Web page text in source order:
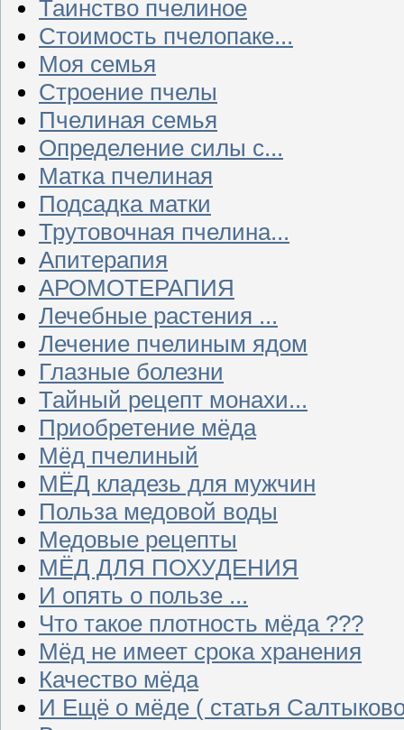
Таинство пчелиное
Стоимость пчелопаке...
Моя семья
Строение пчелы
Пчелиная семья
Определение силы с...
Матка пчелиная
Подсадка матки
Трутовочная пчелина...
Апитерапия
АРОМОТЕРАПИЯ
Лечебные растения ...
Лечение пчелиным ядом
Глазные болезни
Тайный рецепт монахи...
Приобретение мёда
Мёд пчелиный
МЁД кладезь для мужчин
Польза медовой воды
Медовые рецепты
МЁД ДЛЯ ПОХУДЕНИЯ
И опять о пользе ...
Что такое плотность мёда ???
Мёд не имеет срока хранения
Качество мёда
И Ещё о мёде ( статья